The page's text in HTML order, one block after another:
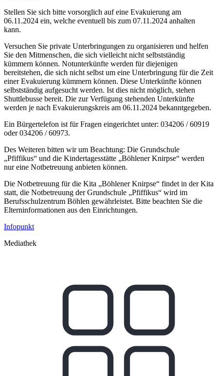
Stellen Sie sich bitte vorsorglich auf eine Evakuierung am
06.11.2024 ein, welche eventuell bis zum 07.11.2024 anhalten
kann.
Versuchen Sie private Unterbringungen zu organisieren und helfen
Sie den Mitmenschen, die sich vielleicht nicht selbstständig
kümmern können. Notunterkünfte werden für diejenigen
bereitstehen, die sich nicht selbst um eine Unterbringung für die Zeit
einer Evakuierung kümmern können. Diese Unterkünfte können
selbstständig aufgesucht werden. Ist dies nicht möglich, stehen
Shuttlebusse bereit. Die zur Verfügung stehenden Unterkünfte
werden je nach Evakuierungskreis am 06.11.2024 bekanntgegeben.
Ein Bürgertelefon ist für Fragen eingerichtet unter: 034206 / 60919
oder 034206 / 60973.
Des Weiteren bitten wir um Beachtung: Die Grundschule
„Pfiffikus“ und die Kindertagesstätte „Böhlener Knirpse“ werden
nur eine Notbetreuung anbieten können.
Die Notbetreuung für die Kita „Böhlener Knirpse“ findet in der Kita
statt, die Notbetreuung der Grundschule „Pfiffikus“ wird im
Berufsschulzentrum Böhlen gewährleistet. Bitte beachten Sie die
Elterninformationen aus den Einrichtungen.
Infopunkt
Mediathek